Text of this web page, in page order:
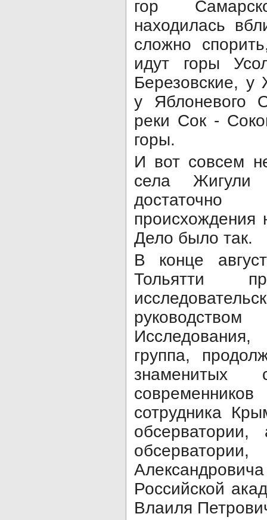
гор
находилась
сложно
идут горы
Березовские, у
у Яблоневого
реки Сок -
горы.
И вот совсем
села Жигули
достаточно
происхождения
Дело было так.
В конце
Тольятти
группа,
знаменитых
сотрудника
Российской
Влаиля